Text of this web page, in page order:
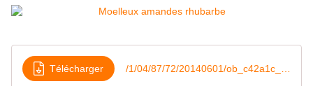
Télécharger